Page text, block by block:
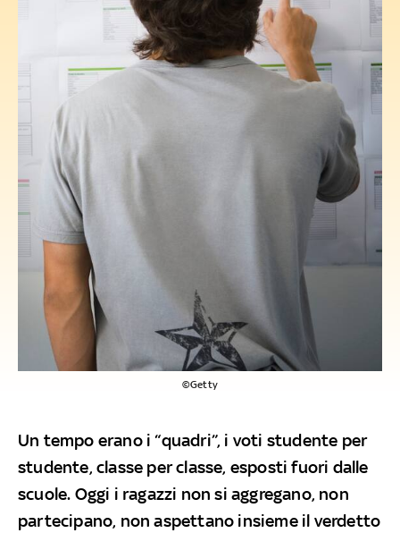
©Getty
Un tempo erano i “quadri”, i voti studente per
studente, classe per classe, esposti fuori dalle
scuole. Oggi i ragazzi non si aggregano, non
partecipano, non aspettano insieme il verdetto